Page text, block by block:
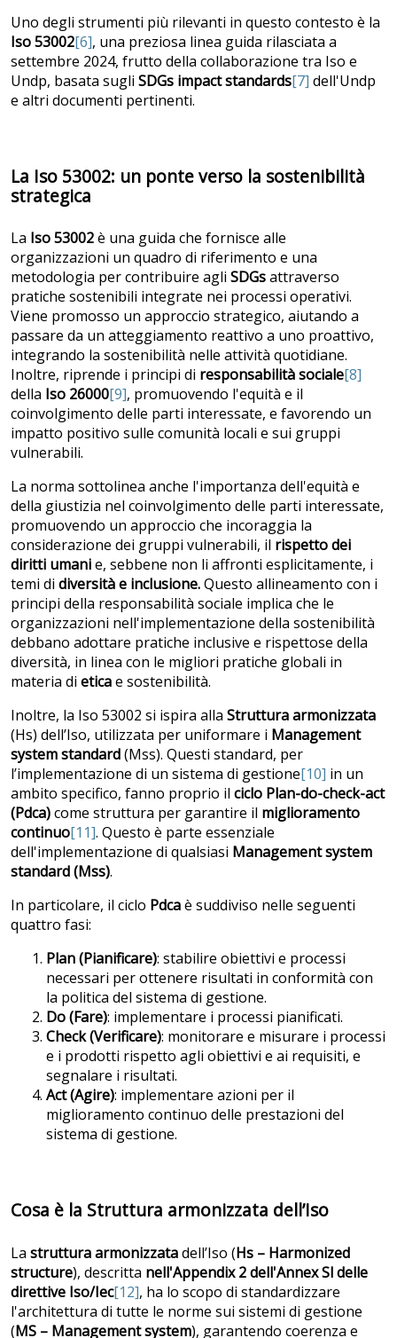
Uno degli strumenti più rilevanti in questo contesto è la
Iso 53002[6], una preziosa linea guida rilasciata a
settembre 2024, frutto della collaborazione tra Iso e
Undp, basata sugli SDGs impact standards[7] dell'Undp
e altri documenti pertinenti.
La Iso 53002: un ponte verso la sostenibilità
strategica
La Iso 53002è una guida che fornisce alle
organizzazioni un quadro di riferimento e una
metodologia per contribuire agli SDGsattraverso
pratiche sostenibili integrate nei processi operativi.
Viene promosso un approccio strategico, aiutando a
passare da un atteggiamento reattivo a uno proattivo,
integrando la sostenibilità nelle attività quotidiane.
Inoltre, riprende i principi di responsabilità sociale[8]
della Iso 26000[9], promuovendo l'equità e il
coinvolgimento delle parti interessate, e favorendo un
impatto positivo sulle comunità locali e sui gruppi
vulnerabili.
La norma sottolinea anche l'importanza dell'equità e
della giustizia nel coinvolgimento delle parti interessate,
promuovendo un approccio che incoraggia la
considerazione dei gruppi vulnerabili, il rispetto dei
diritti umanie, sebbene non li affronti esplicitamente, i
temi di diversità e inclusione.Questo allineamento con i
principi della responsabilità sociale implica che le
organizzazioni nell'implementazione della sostenibilità
debbano adottare pratiche inclusive e rispettose della
diversità, in linea con le migliori pratiche globali in
materia di eticae sostenibilità.
Inoltre, la Iso 53002 si ispira alla Struttura armonizzata
(Hs) dell’Iso, utilizzata per uniformare i Management
system standard(Mss). Questi standard, per
l’implementazione di un sistema di gestione[10] in un
ambito specifico, fanno proprio il ciclo Plan-do-check-act
(Pdca)come struttura per garantire il miglioramento
continuo[11]. Questo è parte essenziale
dell'implementazione di qualsiasi Management system
standard (Mss).
In particolare, il ciclo Pdcaè suddiviso nelle seguenti
quattro fasi:
Plan (Pianificare): stabilire obiettivi e processi
necessari per ottenere risultati in conformità con
la politica del sistema di gestione.
Do (Fare): implementare i processi pianificati.
Check (Verificare): monitorare e misurare i processi
e i prodotti rispetto agli obiettivi e ai requisiti, e
segnalare i risultati.
Act (Agire): implementare azioni per il
miglioramento continuo delle prestazioni del
sistema di gestione.
Cosa è la Struttura armonizzata dell’Iso
La struttura armonizzatadell’Iso (Hs – Harmonized
structure), descritta nell'Appendix 2 dell'Annex Sl delle
direttive Iso/Iec[12], ha lo scopo di standardizzare
l'architettura di tutte le norme sui sistemi di gestione
(MS – Management system), garantendo coerenza e